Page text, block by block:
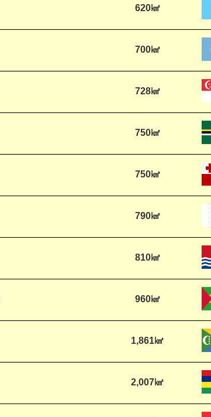
620㎢
700㎢
728㎢
750㎢
750㎢
790㎢
810㎢
960㎢
1,861㎢
2,007㎢